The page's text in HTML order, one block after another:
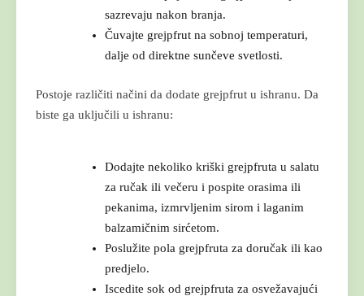
sazrevaju nakon branja.
Čuvajte grejpfrut na sobnoj temperaturi,
dalje od direktne sunčeve svetlosti.
Postoje različiti načini da dodate grejpfrut u ishranu. Da
biste ga uključili u ishranu:
Dodajte nekoliko kriški grejpfruta u salatu
za ručak ili večeru i pospite orasima ili
pekanima, izmrvljenim sirom i laganim
balzamičnim sirćetom.
Poslužite pola grejpfruta za doručak ili kao
predjelo.
Iscedite sok od grejpfruta za osvežavajući